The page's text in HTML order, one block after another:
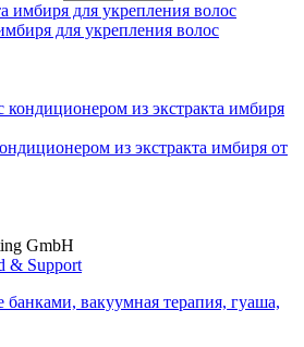
для укрепления волос
из экстракта имбиря от
GmbH
& Support
вакуумная терапия, гуаша,